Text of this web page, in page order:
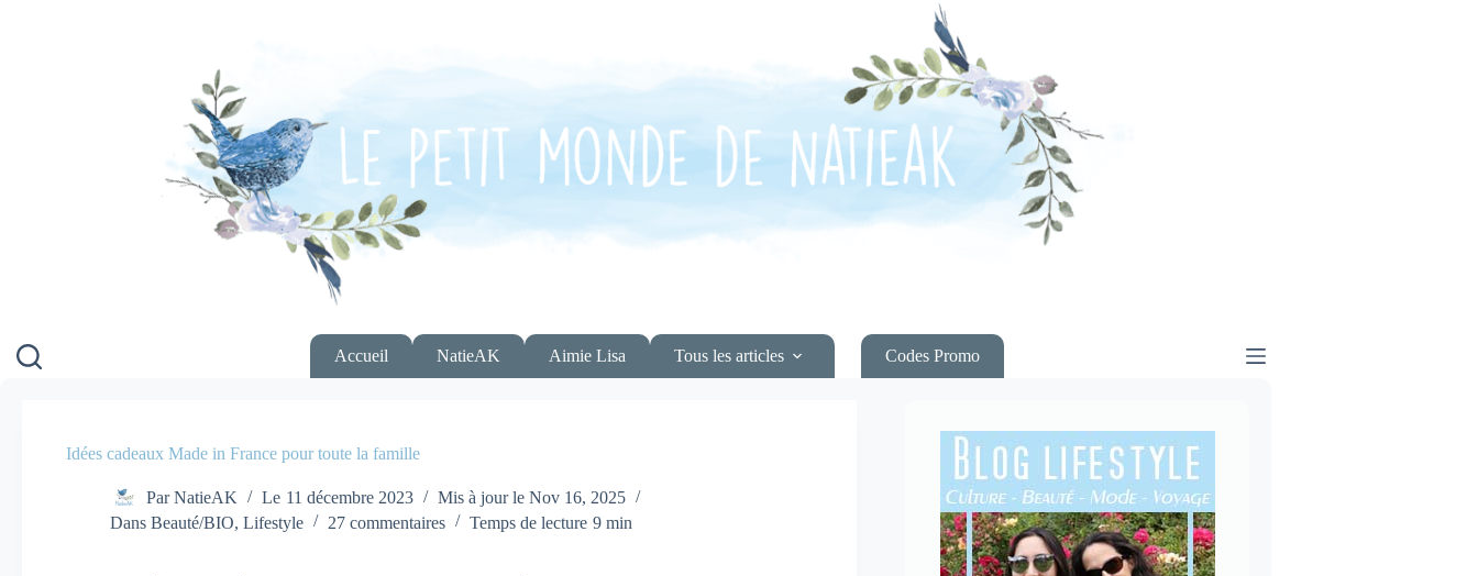
Accueil NatieAK Aimie Lisa Tous les articles Codes Promo
Idées cadeaux Made in France pour toute la famille
Par NatieAK Le 11 décembre 2023 Mis à jour le Nov 16, 2025
Dans Beauté/BIO,Lifestyle 27 commentaires Temps de lecture 9 min